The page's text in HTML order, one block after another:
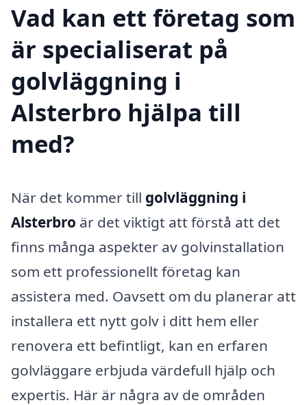
Vad kan ett företag som
är specialiserat på
golvläggning i
Alsterbro hjälpa till
med?
När det kommer till golvläggning i
Alsterbro är det viktigt att förstå att det
finns många aspekter av golvinstallation
som ett professionellt företag kan
assistera med. Oavsett om du planerar att
installera ett nytt golv i ditt hem eller
renovera ett befintligt, kan en erfaren
golvläggare erbjuda värdefull hjälp och
expertis. Här är några av de områden